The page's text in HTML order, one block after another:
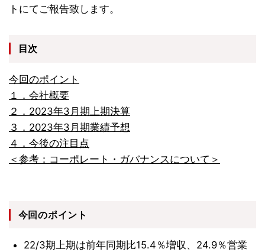
トにてご報告致します。
目次
今回のポイント
１．会社概要
２．2023年3月期上期決算
３．2023年3月期業績予想
４．今後の注目点
＜参考：コーポレート・ガバナンスについて＞
今回のポイント
22/3期上期は前年同期比15.4％増収、24.9％営業